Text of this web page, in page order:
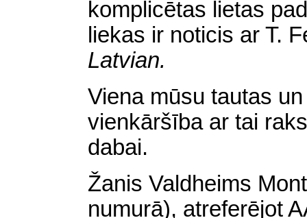
komplicētas lietas
liekas ir noticis ar T.
Latvian.
Viena mūsu tautas
vienkāršība ar tai
dabai.
Žanis Valdheims
numurā), atreferējot